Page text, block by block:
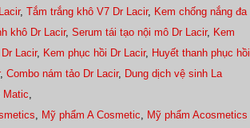
, Tắm trắng khô V7 Dr Lacir, Kem chống nắng đa
khô Dr Lacir, Serum tái tạo nội mô Dr Lacir, Kem
Lacir, Kem phục hồi Dr Lacir, Huyết thanh phục hồi
, Combo nám tảo Dr Lacir, Dung dịch vệ sinh La
Matic
Mỹ phẩm A Cosmetic
Mỹ phẩm Acosmetics